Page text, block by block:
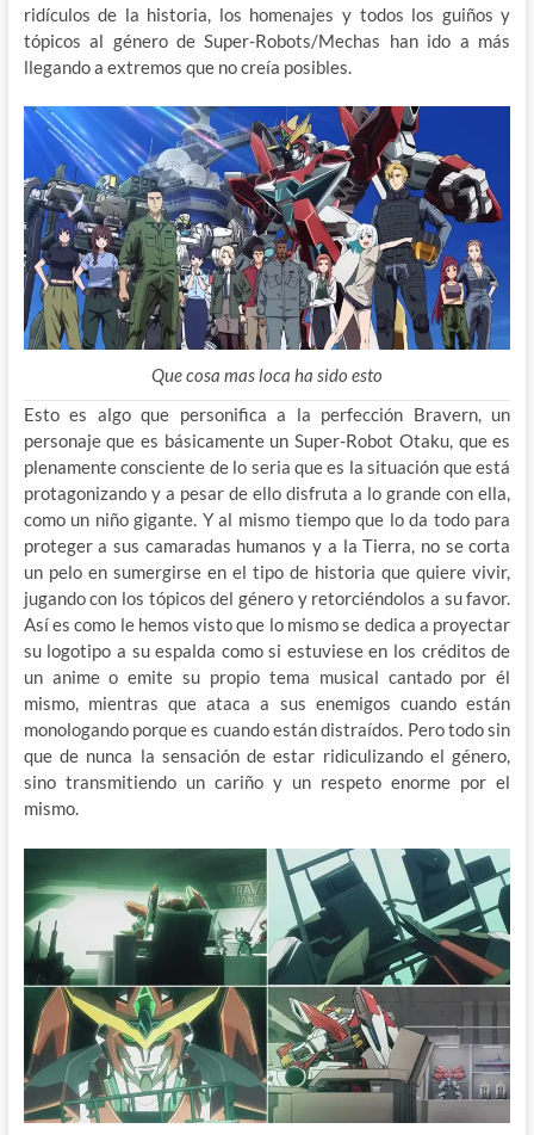
ridículos de la historia, los homenajes y todos los guiños y
tópicos al género de Super-Robots/Mechas han ido a más
llegando a extremos que no creía posibles.
Que cosa mas loca ha sido esto
Esto es algo que personifica a la perfección Bravern, un
personaje que es básicamente un Super-Robot Otaku, que es
plenamente consciente de lo seria que es la situación que está
protagonizando y a pesar de ello disfruta a lo grande con ella,
como un niño gigante. Y al mismo tiempo que lo da todo para
proteger a sus camaradas humanos y a la Tierra, no se corta
un pelo en sumergirse en el tipo de historia que quiere vivir,
jugando con los tópicos del género y retorciéndolos a su favor.
Así es como le hemos visto que lo mismo se dedica a proyectar
su logotipo a su espalda como si estuviese en los créditos de
un anime o emite su propio tema musical cantado por él
mismo, mientras que ataca a sus enemigos cuando están
monologando porque es cuando están distraídos. Pero todo sin
que de nunca la sensación de estar ridiculizando el género,
sino transmitiendo un cariño y un respeto enorme por el
mismo.